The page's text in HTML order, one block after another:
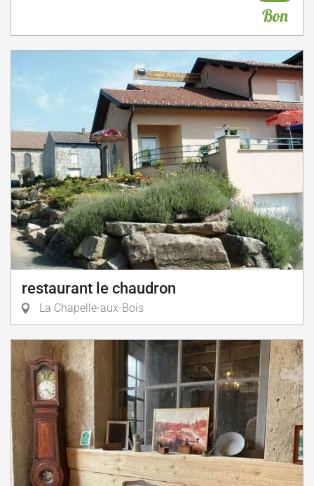
Bon
restaurant le chaudron
La Chapelle-aux-Bois